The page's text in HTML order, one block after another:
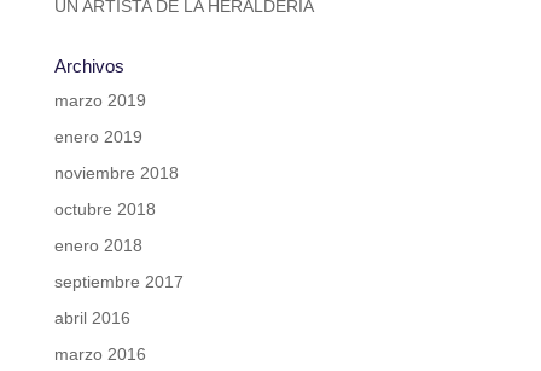
UN ARTISTA DE LA HERALDERÍA
Archivos
marzo 2019
enero 2019
noviembre 2018
octubre 2018
enero 2018
septiembre 2017
abril 2016
marzo 2016